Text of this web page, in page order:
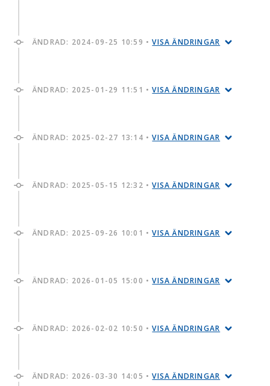
ÄNDRAD: 2024-09-25 10:59 •VISA ÄNDRINGAR
ÄNDRAD: 2025-01-29 11:51 •VISA ÄNDRINGAR
ÄNDRAD: 2025-02-27 13:14 •VISA ÄNDRINGAR
ÄNDRAD: 2025-05-15 12:32 •VISA ÄNDRINGAR
ÄNDRAD: 2025-09-26 10:01 •VISA ÄNDRINGAR
ÄNDRAD: 2026-01-05 15:00 •VISA ÄNDRINGAR
ÄNDRAD: 2026-02-02 10:50 •VISA ÄNDRINGAR
ÄNDRAD: 2026-03-30 14:05 •VISA ÄNDRINGAR